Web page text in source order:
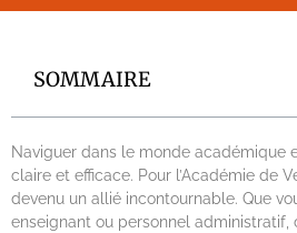
SOMMAIRE
Naviguer dans le monde académique
claire et efficace. Pour l’Académie de
devenu un allié incontournable. Que
enseignant ou personnel